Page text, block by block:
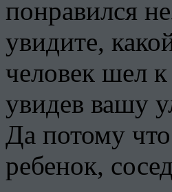
понравился
увидите,
человек шел
увидев вашу
Да потому
ребенок,